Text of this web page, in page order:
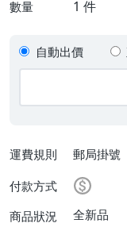
數量 1 件
自動出價
運費規則
郵局掛號
$3500免
付款方式
商品狀況
全新品